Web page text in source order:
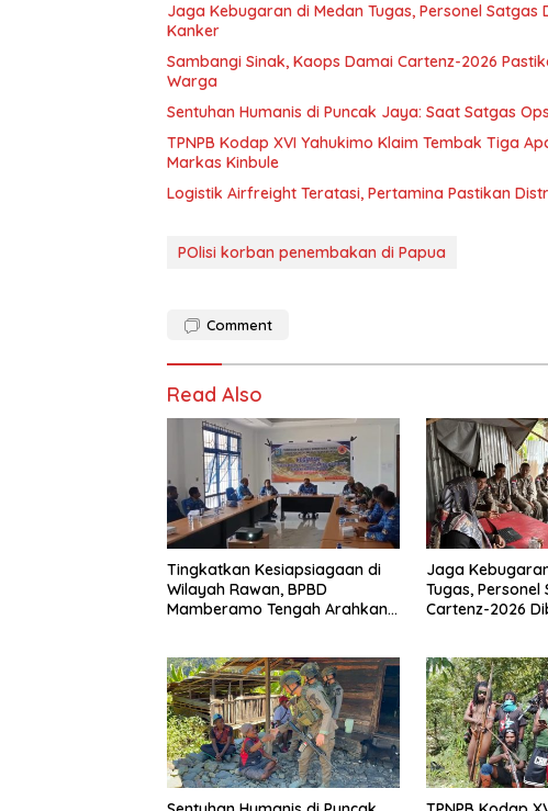
Jaga Kebugaran di Medan Tugas, Personel
Kanker
Sambangi Sinak, Kaops Damai Cartenz-2026
Warga
Sentuhan Humanis di Puncak Jaya: Saat Satgas
TPNPB Kodap XVI Yahukimo Klaim Tembak Tiga
Markas Kinbule
Logistik Airfreight Teratasi, Pertamina Pastikan
POlisi korban penembakan di Papua
Comment
Read Also
Tingkatkan Kesiapsiagaan di
Wilayah Rawan, BPBD
Mamberamo Tengah Arahkan
Jaga
Tugas,
Cartenz-2026